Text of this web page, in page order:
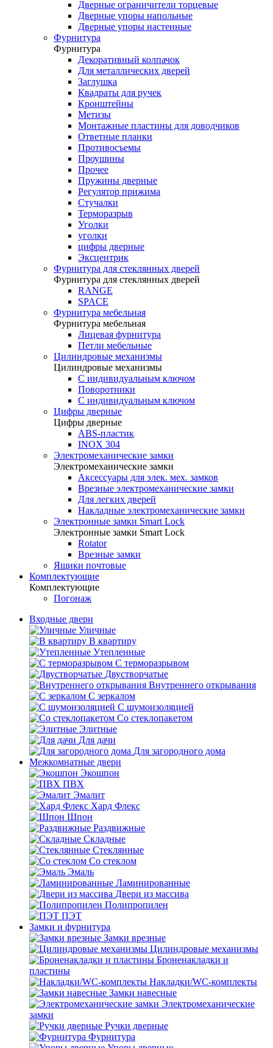
Дверные ограничители торцевые
Дверные упоры напольные
Дверные упоры настенные
Фурнитура
Фурнитура
Декоративный колпачок
Для металлических дверей
Заглушка
Квадраты для ручек
Кронштейны
Метизы
Монтажные пластины для доводчиков
Ответные планки
Противосъемы
Проушины
Прочее
Пружины дверные
Регулятор прижима
Стучалки
Терморазрыв
Уголки
уголки
цифры дверные
Эксцентрик
Фурнитура для стеклянных дверей
Фурнитура для стеклянных дверей
RANGE
SPACE
Фурнитура мебельная
Фурнитура мебельная
Лицевая фурнитура
Петли мебельные
Цилиндровые механизмы
Цилиндровые механизмы
C индивидуальным ключом
Поворотники
С индивидуальным ключом
Цифры дверные
Цифры дверные
ABS-пластик
INOX 304
Электромеханические замки
Электромеханические замки
Аксессуары для элек. мех. замков
Врезные электромеханические замки
Для легких дверей
Накладные электромеханические замки
Электронные замки Smart Lock
Электронные замки Smart Lock
Rotator
Врезные замки
Ящики почтовые
Комплектующие
Комплектующие
Погонаж
Входные двери
Уличные
В квартиру
Утепленные
С терморазрывом
Двустворчатые
Внутреннего открывания
С зеркалом
С шумоизоляцией
Со стеклопакетом
Элитные
Для дачи
Для загородного дома
Межкомнатные двери
Экошпон
ПВХ
Эмалит
Хард Флекс
Шпон
Раздвижные
Складные
Стеклянные
Со стеклом
Эмаль
Ламинированные
Двери из массива
Полипропилен
ПЭТ
Замки и фурнитура
Замки врезные
Цилиндровые механизмы
Броненакладки и
пластины
Накладки/WC-комплекты
Замки навесные
Электромеханические
замки
Ручки дверные
Фурнитура